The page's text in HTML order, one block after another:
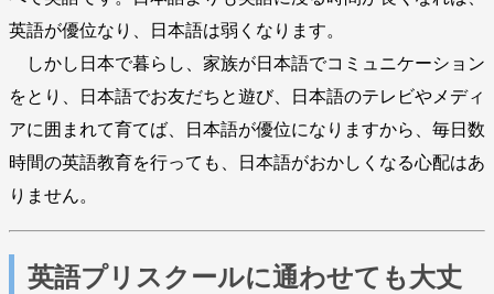
英語が優位なり、日本語は弱くなります。
しかし日本で暮らし、家族が日本語でコミュニケーション
をとり、日本語でお友だちと遊び、日本語のテレビやメディ
アに囲まれて育てば、日本語が優位になりますから、毎日数
時間の英語教育を行っても、日本語がおかしくなる心配はあ
りません。
英語プリスクールに通わせても大丈